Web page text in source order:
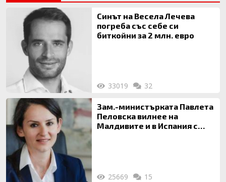
Синът на Весела Лечева
погреба със себе си
биткойни за 2 млн. евро
33019 32
Зам.-министърката Павлета
Пеловска вилнее на
Малдивите и в Испания с
25669 15